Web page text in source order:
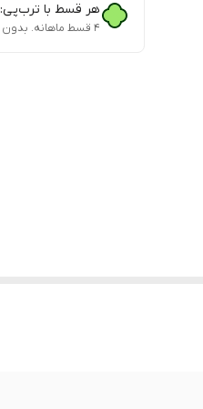
هر قسط با ترب‌پی:
۴ قسط ماهانه. بدون سود، چک و ضامن.